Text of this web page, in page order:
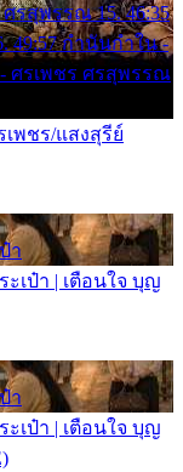
ศรสุพรรณ 15. 46:35
49:57 กำนันกำใน -
- ศรเพชร ศรสุพรรณ
เพชร/แสงสุรีย์
า
ะเป๋า | เตือนใจ บุญ
า
ะเป๋า | เตือนใจ บุญ